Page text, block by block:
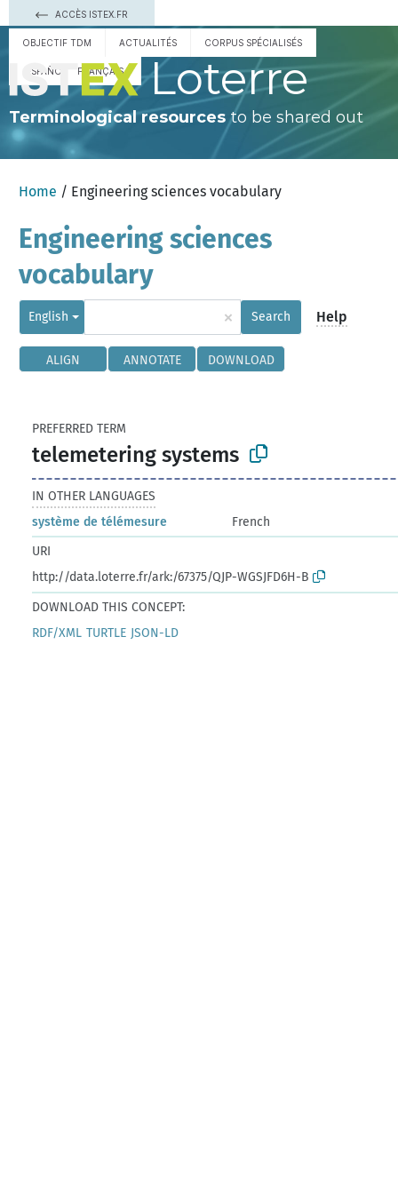
ACCÈS ISTEX.FR
OBJECTIF TDM ACTUALITÉS CORPUS SPÉCIALISÉS
ESPAÑOL FRANÇAIS Loterre
Terminological resourcesto be shared out
Home / Engineering sciences vocabulary
Engineering sciences
vocabulary
English × Search Help
ALIGN ANNOTATE DOWNLOAD
PREFERRED TERM
telemetering systems
IN OTHER LANGUAGES
système de télémesure
French
URI
http://data.loterre.fr/ark:/67375/QJP-WGSJFD6H-B
DOWNLOAD THIS CONCEPT:
RDF/XML TURTLE JSON-LD